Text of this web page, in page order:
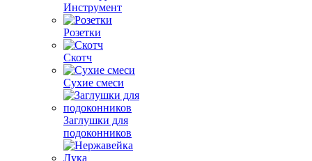
Инструмент
Розетки
Скотч
Сухие смеси
Заглушки для
подоконников